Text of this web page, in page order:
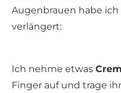
Augenbrauen habe
verlängert:
Ich nehme etwas
Finger auf und trage